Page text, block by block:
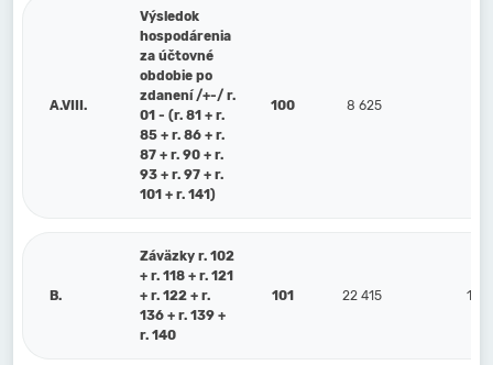
A.VIII.
Výsledok
hospodárenia
za účtovné
obdobie po
zdanení /+-/ r.
01 - (r. 81 + r.
85 + r. 86 + r.
87 + r. 90 + r.
93 + r. 97 + r.
101 + r. 141)
100 8 625
B.
Záväzky r. 102
+ r. 118 + r. 121
+ r. 122 + r.
136 + r. 139 +
r. 140
101 22 415 18